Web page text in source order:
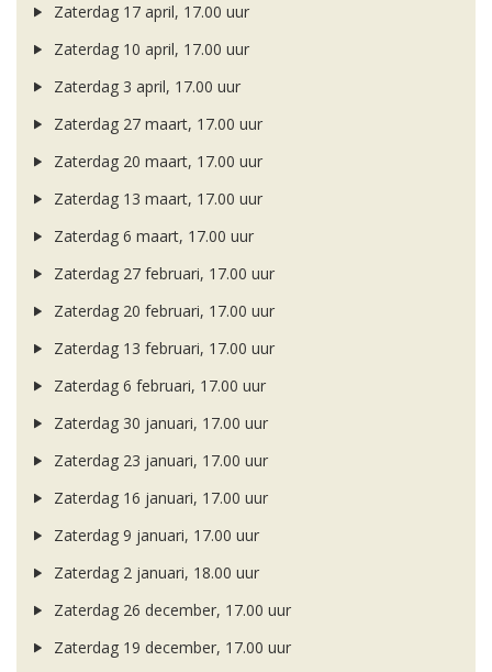
Zaterdag 17 april, 17.00 uur
Zaterdag 10 april, 17.00 uur
Zaterdag 3 april, 17.00 uur
Zaterdag 27 maart, 17.00 uur
Zaterdag 20 maart, 17.00 uur
Zaterdag 13 maart, 17.00 uur
Zaterdag 6 maart, 17.00 uur
Zaterdag 27 februari, 17.00 uur
Zaterdag 20 februari, 17.00 uur
Zaterdag 13 februari, 17.00 uur
Zaterdag 6 februari, 17.00 uur
Zaterdag 30 januari, 17.00 uur
Zaterdag 23 januari, 17.00 uur
Zaterdag 16 januari, 17.00 uur
Zaterdag 9 januari, 17.00 uur
Zaterdag 2 januari, 18.00 uur
Zaterdag 26 december, 17.00 uur
Zaterdag 19 december, 17.00 uur